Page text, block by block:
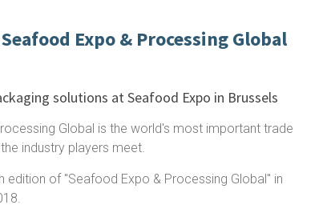
Expo & Processing Global
solutions at Seafood Expo in Brussels
Global is the world's most important trade
industry players meet.
edition of "Seafood Expo & Processing Global" in